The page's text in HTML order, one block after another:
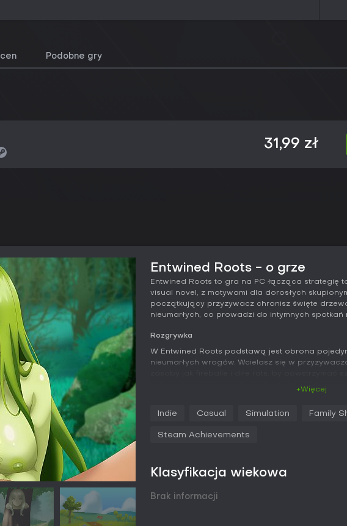
Podobne gry
31,99 zł
Entwined Roots - o grze
Entwined Roots to gra na PC łącząca strategię
visual novel, z motywami dla dorosłych
początkujący przyzywacz chronisz święte
nieumarłych, co prowadzi do intymnych
Rozgrywka
W Entwined Roots podstawą jest obrona
nieumarłych wrogów. Wcielasz się w
regenerację zasobu. Zwycięstwa w walkach
wciągające starcia zamiast skomplikowanych
elementy splatają się wzajemnie - sukcesy w
+Więcej
Indie Casual Simulation Family
Steam Achievements
Klasyfikacja wiekowa
Brak informacji